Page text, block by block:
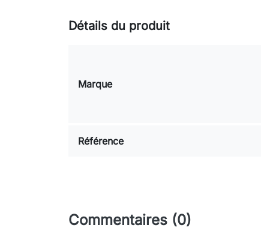
Détails du produit
Marque
Référence
Commentaires (0)